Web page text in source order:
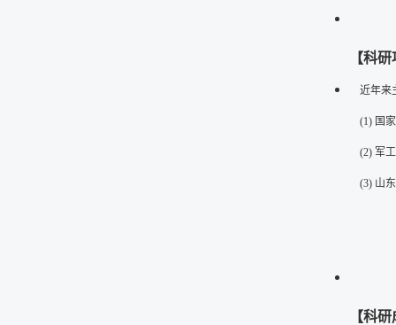
【科
近年来
(1) 国
(2) 军
(3) 山
【科